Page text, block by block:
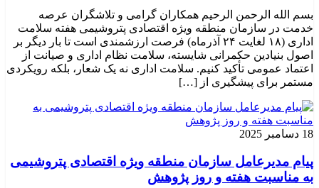
بسم الله الرحمن الرحیم همکاران گرامی و تلاشگران عرصه
خدمت در سازمان منطقه ویژه اقتصادی پتروشیمی هفته سلامت
اداری (۱۸ لغایت ۲۴ آذرماه) فرصت ارزشمندی است تا بار دیگر بر
اصول بنیادین حکمرانی شایسته، سلامت نظام اداری و صیانت از
اعتماد عمومی تأکید کنیم. سلامت اداری نه یک شعار، بلکه رویکردی
مستمر برای پیشگیری از […]
18 دسامبر 2025
پیام مدیرعامل سازمان منطقه ویژه اقتصادی پتروشیمی
به مناسبت هفته و روز پژوهش